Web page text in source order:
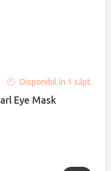
Eye Mask
Disponibil în 1 săpt.